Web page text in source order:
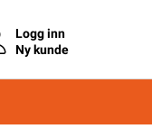
Logg inn
Ny kunde